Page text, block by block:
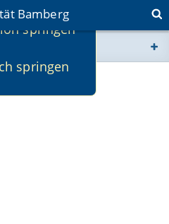
springen
springen
Bamberg